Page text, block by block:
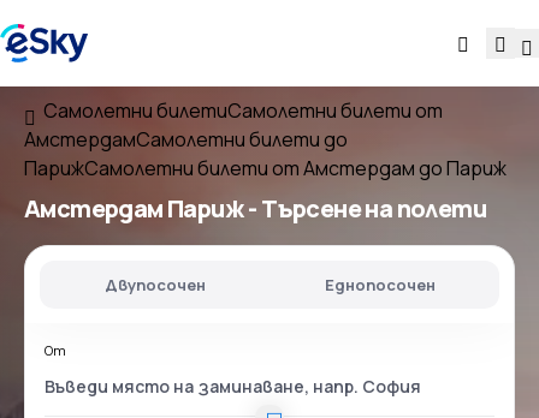
Самолетни билетиСамолетни билети от
АмстердамСамолетни билети до
ПарижСамолетни билети от Амстердам до Париж
Амстердам Париж- Търсене на полети
Двупосочен Еднопосочен
От